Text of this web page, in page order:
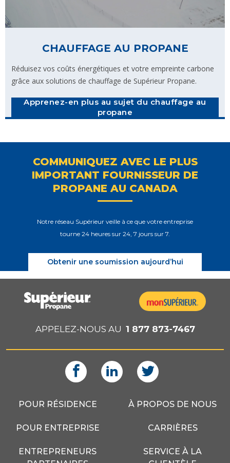
CHAUFFAGE AU PROPANE
Réduisez vos coûts énergétiques et votre empreinte carbone
grâce aux solutions de chauffage de Supérieur Propane.
Apprenez-en plus au sujet du chauffage au
propane
COMMUNIQUEZ AVEC LE PLUS
IMPORTANT FOURNISSEUR DE
PROPANE AU CANADA
Notre réseau Supérieur veille à ce que votre entreprise
tourne 24 heures sur 24, 7 jours sur 7.
Obtenir une soumission aujourd’hui
APPELEZ-NOUS AU 1 877 873-7467
POUR RÉSIDENCE
POUR ENTREPRISE
ENTREPRENEURS
À PROPOS DE NOUS
CARRIÈRES
SERVICE À LA